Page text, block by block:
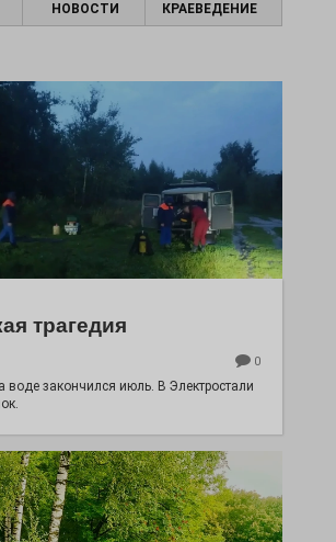
НОВОСТИ КРАЕВЕДЕНИЕ
трагедия
0
воде закончился июль. В Электростали